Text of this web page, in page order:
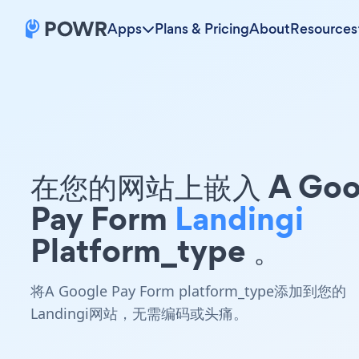
Apps Plans & PricingAboutResources
在您的网站上嵌入 A
Pay Form Landingi
Platform_type 。
将A Google Pay Form platform_type添加到您的
Landingi网站，无需编码或头痛。